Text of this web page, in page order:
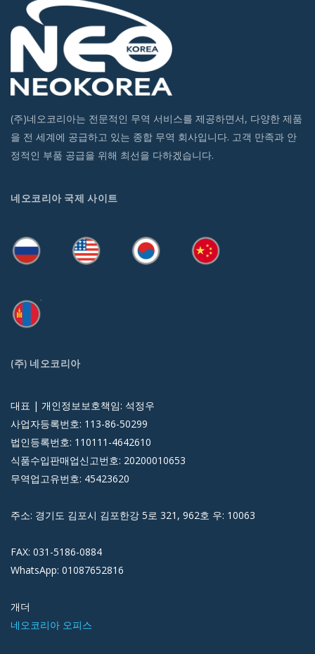
(주)네오코리아는 전문적인 무역 서비스를 제공하면서, 다양한 제품
을 전 세계에 공급하고 있는 종합 무역 회사입니다. 고객 만족과 안
정적인 부품 공급을 위해 최선을 다하겠습니다.
네오코리아 국제 사이트
(주) 네오코리아
대표 | 개인정보보호책임: 석정우
사업자등록번호: 113-86-50299
법인등록번호: 110111-4642610
식품수입판매업신고번호: 20200010653
무역업고유번호: 45423620
주소: 경기도 김포시 김포한강 5로 321, 962호 우: 10063
FAX: 031-5186-0884
WhatsApp: 01087652816
개더
네오코리아 오피스